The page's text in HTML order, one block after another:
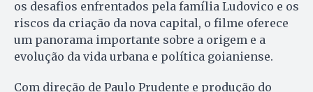
os desafios enfrentados pela família Ludovico e os
riscos da criação da nova capital, o filme oferece
um panorama importante sobre a origem e a
evolução da vida urbana e política goianiense.
Com direção de Paulo Prudente e produção do